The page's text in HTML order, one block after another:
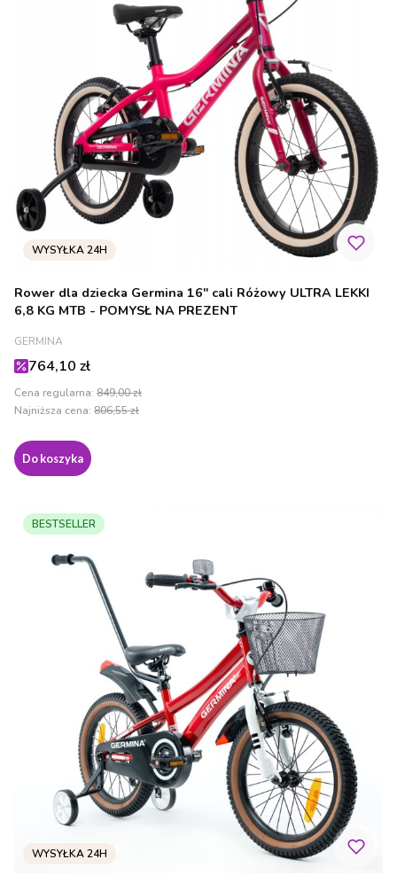
Rower dla dziecka Germina 16" cali Różowy ULTRA LEKKI
6,8 KG MTB - POMYSŁ NA PREZENT
PRODUCENT
GERMINA
Cena promocyjna
764,10 zł
Cena regularna: 849,00 zł
Najniższa cena: 806,55 zł
Do koszyka
BESTSELLER